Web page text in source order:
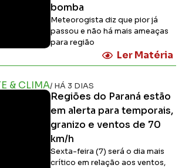
bomba
Meteorogista diz que pior já
passou e não há mais ameaças
para região
Ler Matéria
& CLIMA/ HÁ 3 DIAS
Regiões do Paraná estão
em alerta para temporais,
granizo e ventos de 70
km/h
Sexta-feira (7) será o dia mais
crítico em relação aos ventos,